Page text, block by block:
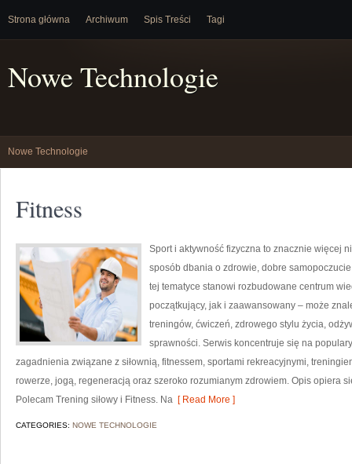
Strona główna Archiwum Spis Treści Tagi
Nowe Technologie
Nowe Technologie
Fitness
Sport i aktywność fizyczna to znacznie więcej
sposób dbania o zdrowie, dobre
tej tematyce stanowi rozbudowane centrum
początkujący, jak i zaawansowany – może
treningów, ćwiczeń, zdrowego stylu życia,
sprawności. Serwis koncentruje się na
zagadnienia związane z siłownią, fitnessem, sportami rekreacyjnymi,
rowerze, jogą, regeneracją oraz szeroko rozumianym zdrowiem. Opis opiera
Polecam Trening siłowy i Fitness. Na [ Read More ]
CATEGORIES: NOWE TECHNOLOGIE